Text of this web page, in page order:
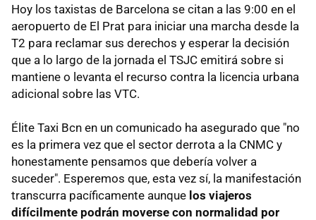
Hoy los taxistas de Barcelona se citan a las 9:00 en el
aeropuerto de El Prat para iniciar una marcha desde la
T2 para reclamar sus derechos y esperar la decisión
que a lo largo de la jornada el TSJC emitirá sobre si
mantiene o levanta el recurso contra la licencia urbana
adicional sobre las VTC.
Élite Taxi Bcn en un comunicado ha asegurado que "no
es la primera vez que el sector derrota a la CNMC y
honestamente pensamos que debería volver a
suceder". Esperemos que, esta vez sí, la manifestación
transcurra pacíficamente aunque los viajeros
difícilmente podrán moverse con normalidad por